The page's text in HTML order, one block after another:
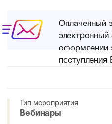
Оплаченный
электронный
оформлении
Тип мероприятия
Вебинары